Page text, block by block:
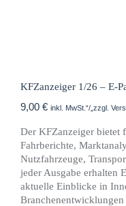
KFZanzeiger 1/26 – E-
9,00 € inkl. MwSt.“/„zzgl.
Der KFZanzeiger bietet
Fahrberichte,
Nutzfahrzeuge,
jeder Ausgabe erhalten
aktuelle Einblicke in